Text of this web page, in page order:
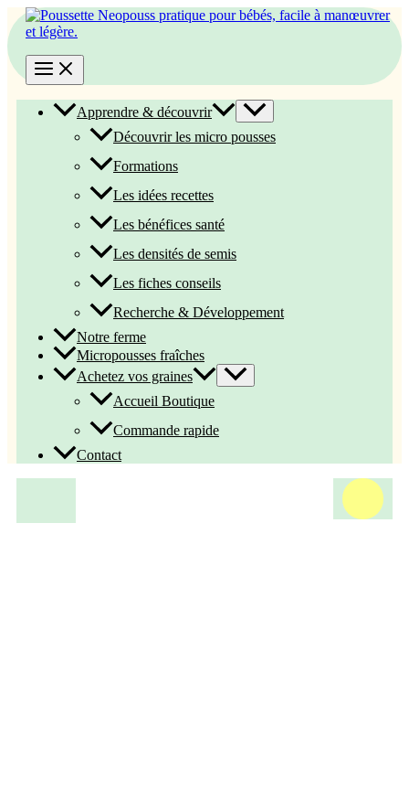
Aller
au
Apprendre & découvrir
Découvrir les micro pousses
Formations
Les idées recettes
Les bénéfices santé
Les densités de semis
Les fiches conseils
Recherche & Développement
Notre ferme
Micropousses fraîches
Achetez vos graines
Accueil Boutique
Commande rapide
Contact